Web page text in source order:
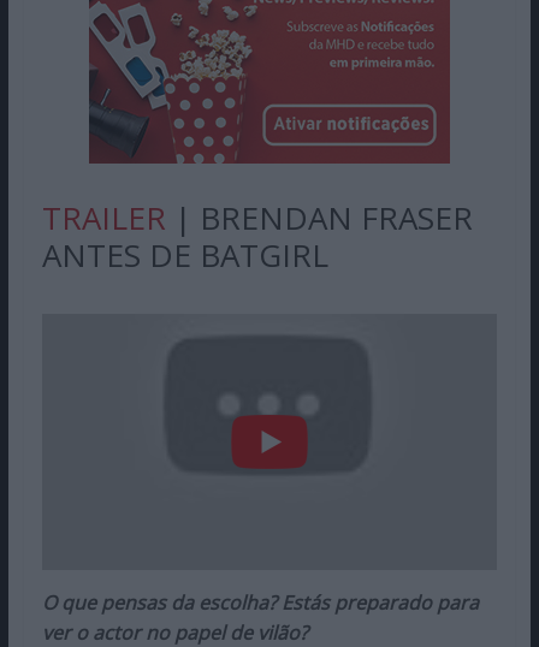
TRAILER | BRENDAN FRASER
ANTES DE BATGIRL
O que pensas da escolha? Estás preparado para
ver o actor no papel de vilão?